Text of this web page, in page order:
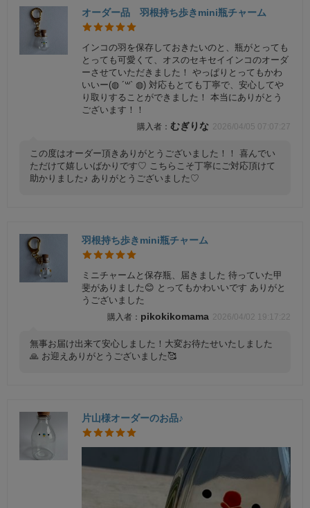
オーダー品 羽根持ち歩きmini瓶チャーム
インコの羽を保存しておきたいのと、瓶がとっても
とっても可愛くて、オスのセキセイインコのオーダ
ーさせていただきました！ やっぱりとってもかわ
いいー(◍ ´꒳` ◍) 対応もとても丁寧で、安心してや
り取りすることができました！ 本当にありがとう
ございます！！
むぎりな 2026/04/05 07:07:27
この度はオーダー頂きありがとうございました！！ 喜んでい
ただけて嬉しいばかりです♡ こちらこそ丁寧にご対応頂けて
助かりました♪ ありがとうございました♡
羽根持ち歩きmini瓶チャーム
ミニチャームと保存瓶、届きました 待っていた甲
斐がありました😊 とってもかわいいです ありがと
うございました
pikokikomama 2026/04/02 19:17:22
無事お届け出来て安心しました！大変お待たせいたしました
🙏 お迎えありがとうございました🥰
片山様オーダーのお品♪